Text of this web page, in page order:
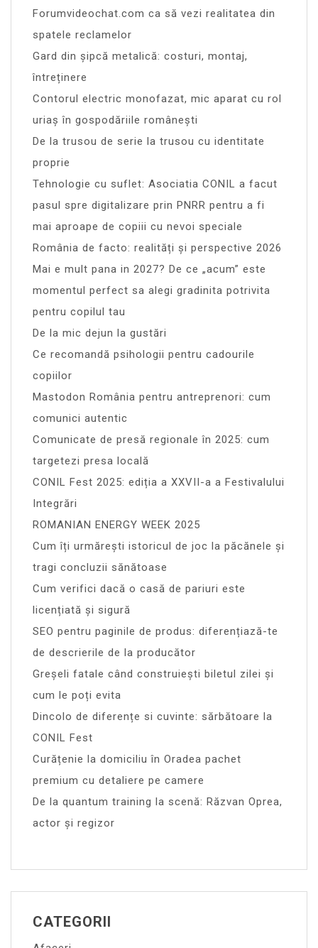
Forumvideochat.com ca să vezi realitatea din
spatele reclamelor
Gard din șipcă metalică: costuri, montaj,
întreținere
Contorul electric monofazat, mic aparat cu rol
uriaș în gospodăriile românești
De la trusou de serie la trusou cu identitate
proprie
Tehnologie cu suflet: Asociatia CONIL a facut
pasul spre digitalizare prin PNRR pentru a fi
mai aproape de copiii cu nevoi speciale
România de facto: realități și perspective 2026
Mai e mult pana in 2027? De ce „acum” este
momentul perfect sa alegi gradinita potrivita
pentru copilul tau
De la mic dejun la gustări
Ce recomandă psihologii pentru cadourile
copiilor
Mastodon România pentru antreprenori: cum
comunici autentic
Comunicate de presă regionale în 2025: cum
targetezi presa locală
CONIL Fest 2025: ediția a XXVII-a a Festivalului
Integrări
ROMANIAN ENERGY WEEK 2025
Cum îți urmărești istoricul de joc la păcănele și
tragi concluzii sănătoase
Cum verifici dacă o casă de pariuri este
licențiată și sigură
SEO pentru paginile de produs: diferențiază-te
de descrierile de la producător
Greșeli fatale când construiești biletul zilei și
cum le poți evita
Dincolo de diferențe si cuvinte: sărbătoare la
CONIL Fest
Curățenie la domiciliu în Oradea pachet
premium cu detaliere pe camere
De la quantum training la scenă: Răzvan Oprea,
actor și regizor
CATEGORII